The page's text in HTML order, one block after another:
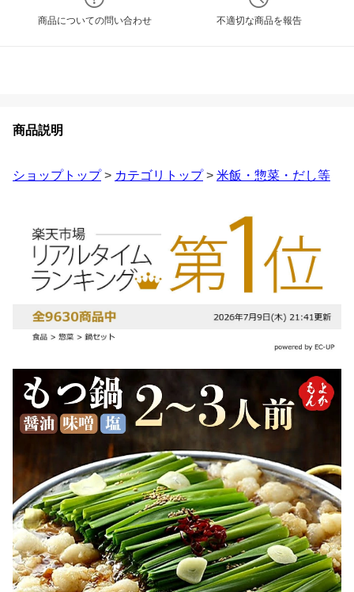
商品についての問い合わせ 不適切な商品を報告
商品説明
ショップトップ> カテゴリトップ> 米飯・惣菜・だし等